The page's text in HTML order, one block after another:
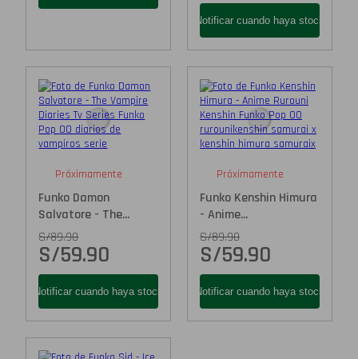
Próximamente
Funko Damon
Salvatore - The...
S/89.90
S/59.90
Próximamente
Funko Kenshin Himura
- Anime...
S/89.90
S/59.90